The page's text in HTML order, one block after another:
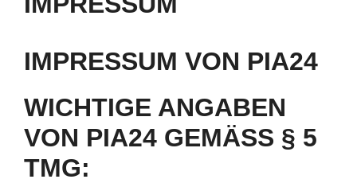
IMPRESSUM VON PIA24
WICHTIGE ANGABEN
VON PIA24 GEMÄSS § 5 T
MG: